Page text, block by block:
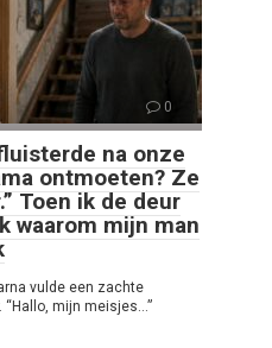
0
na onze
ontmoeten? Ze
Toen ik de deur
waarom mijn man
vulde een zachte
mijn meisjes…”